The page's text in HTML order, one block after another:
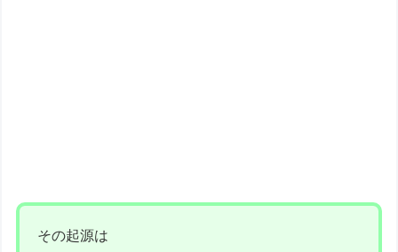
その起源は